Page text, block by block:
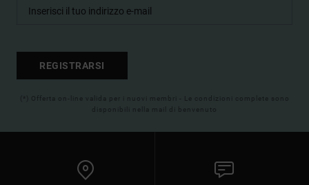
REGISTRARSI
(*) Offerta on-line valida per i nuovi membri - Le condizioni complete sono
disponibili nella mail di benvenuto